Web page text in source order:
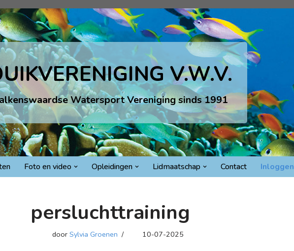
V.W.V.
Watersport Vereniging sinds 1991
Foto en video Opleidingen Lidmaatschap Contact Inloggen
persluchttraining
door Sylvia Groenen 10-07-2025